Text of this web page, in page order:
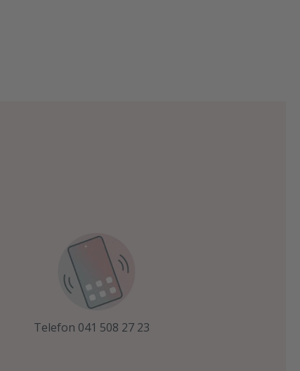
Telefon 041 508 27 23